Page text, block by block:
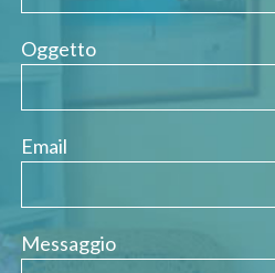
Oggetto
Email
Messaggio